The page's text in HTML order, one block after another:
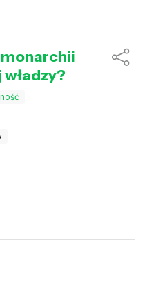
monarchii